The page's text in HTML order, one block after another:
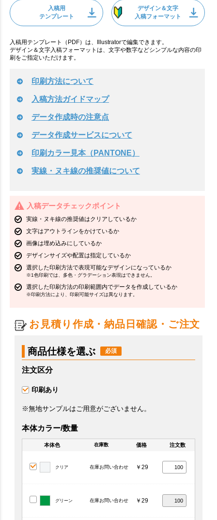
入稿用
テンプレート
デザイン＆文字
入稿フォーマット
入稿用テンプレート（PDF）は、Illustratorで編集できます。
デザイン＆文字入稿フォーマットは、文字や数字などシンプルな内容の印
刷をご指定いただけます。
印刷方法について
入稿方法ガイドマップ
データ作成時の注意点
データ作成サービスについて
印刷カラー見本（PANTONE）
実線・ヌキ線の推奨値について
入稿データチェックポイント
実線・ヌキ線の推奨値はクリアしているか
文字はアウトラインをかけているか
画像は埋め込みにしているか
デザインサイズや配置は指定しているか
選択した印刷方法で表現可能なデザインになっているか
※1色印刷では、多色・グラデーション表現はできません。
選択した印刷方法の印刷範囲内でデータを作成しているか
※印刷方法により、印刷可能サイズは異なります。
お見積り作成・納品日確認・ご注文
商品仕様を選ぶ
注文区分
印刷あり
※無地サンプルはご用意がございません。
本体カラー/数量
本体色 在庫数 価格 注文数
クリア 在庫お問い合わせ ￥29
グリーン 在庫お問い合わせ ￥29